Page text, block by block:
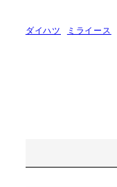
ダイハツ ミライース